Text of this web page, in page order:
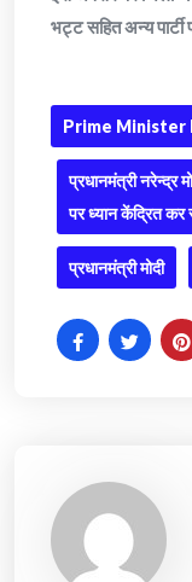
भट्ट सहित अन्य पार्टी
Prime Minister
प्रधानमंत्री नरेन्द्र
पर ध्यान केंद्रित कर
प्रधानमंत्री मोदी